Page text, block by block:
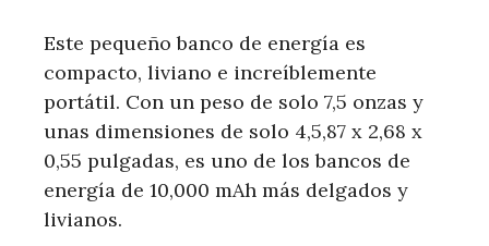
Este pequeño banco de energía es
compacto, liviano e increíblemente
portátil. Con un peso de solo 7,5 onzas y
unas dimensiones de solo 4,5,87 x 2,68 x
0,55 pulgadas, es uno de los bancos de
energía de 10,000 mAh más delgados y
livianos.